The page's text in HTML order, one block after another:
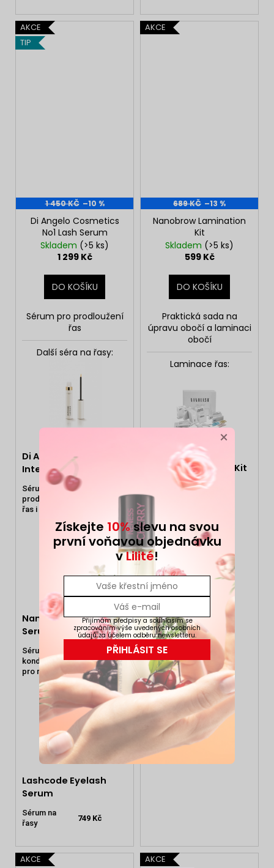
AKCE
TIP
1 450 KČ –10 %
Di Angelo Cosmetics
No1 Lash Serum
Skladem (>5 ks)
1 299 Kč
DO KOŠÍKU
Sérum pro prodloužení
řas
Další séra na řasy:
Di Angelo Cosmetics
Intense Lash Serum
Sérum pro
prodloužení
řas i obočí
Nanolash Eyelash
Serum 3 ml
Sérum-
kondicionér
pro růst řas
1 049 Kč
Lashcode Eyelash
Serum
Sérum na
řasy
749 Kč
AKCE
689 KČ –13 %
Nanobrow Lamination
Kit
Skladem (>5 ks)
599 Kč
DO KOŠÍKU
Praktická sada na
úpravu obočí a laminaci
obočí
Laminace řas:
Nanolash Lash Lift Kit
Praktická
sada na
AKCE
AKCE
×
Získejte 10%slevu na svou
první voňavou objednávku
vLilité!
Přijímám předpisy a souhlasím se
zpracováním výše uvedených osobních
údajů za účelem odběru newsletteru.
PŘIHLÁSIT SE